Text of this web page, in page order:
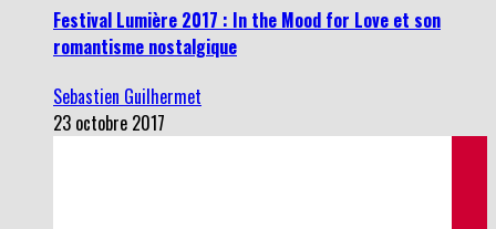
romantisme nostalgique
Sebastien Guilhermet
23 octobre 2017